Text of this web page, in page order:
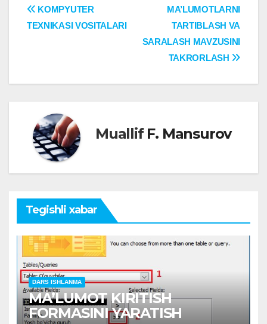
Post
MA’LUMOTLARNI
TARTIBLASH VA
SARALASH MAVZUSINI
TAKRORLASH
KOMPYUTER
TEXNIKASI VOSITALARI
Muallif F. Mansurov
Tegishli xabar
DARS ISHLANMA
MAʼLUMOT KIRITISH
FORMASINI YARATISH